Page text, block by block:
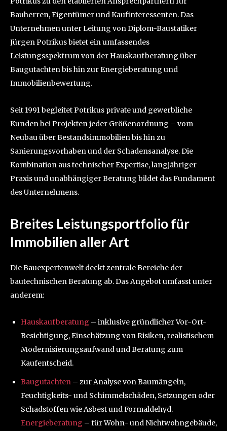
Bauherren, Eigentümer und Kaufinteressenten. Das
Unternehmen unter Leitung von Diplom-Baustatiker
Jürgen Potrikus bietet ein umfassendes
Leistungsspektrum von der Hauskaufberatung über
Baugutachten bis hin zur Energieberatung und
Immobilienbewertung.
Seit 1991 begleitet Potrikus private und gewerbliche
Kunden bei Projekten jeder Größenordnung – vom
Neubau über Bestandsimmobilien bis hin zu
Sanierungsvorhaben und der Schadensanalyse. Die
Kombination aus technischer Expertise, langjähriger
Praxis und unabhängiger Beratung bildet das Fundament
des Unternehmens.
Breites Leistungsportfolio für
Immobilien aller Art
Die Bauexpertenwelt deckt zentrale Bereiche der
bautechnischen Beratung ab. Das Angebot umfasst unter
anderem:
Hauskaufberatung – inklusive gründlicher Vor-Ort-
Besichtigung, Einschätzung von Risiken, realistischem
Modernisierungsaufwand und Beratung zum
Kaufentscheid.
Baugutachten – zur Analyse von Baumängeln,
Feuchtigkeits- und Schimmelschäden, Setzungen oder
Schadstoffen wie Asbest und Formaldehyd.
Energieberatung – für Wohn- und Nichtwohngebäude,